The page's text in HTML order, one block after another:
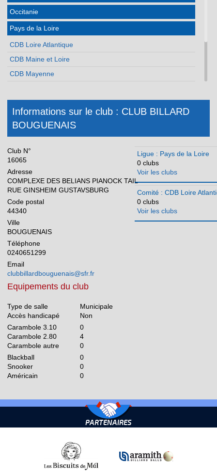
Occitanie
Pays de la Loire
CDB Loire Atlantique
CDB Maine et Loire
CDB Mayenne
Réunion
Informations sur le club : CLUB BILLARD
BOUGUENAIS
Club N°
16065
Adresse
COMPLEXE DES BELIANS PIANOCK TAIL
RUE GINSHEIM GUSTAVSBURG
Code postal
44340
Ville
BOUGUENAIS
Téléphone
0240651299
Email
clubbillardbouguenais@sfr.fr
Ligue : Pays de la Loire
0 clubs
Voir les clubs
Comité : CDB Loire
0 clubs
Voir les clubs
Equipements du club
Type de salle
Municipale
Accès handicapé
Non
Carambole 3.10
0
Carambole 2.80
4
Carambole autre
0
Blackball
0
Snooker
0
Américain
0
PARTENAIRES